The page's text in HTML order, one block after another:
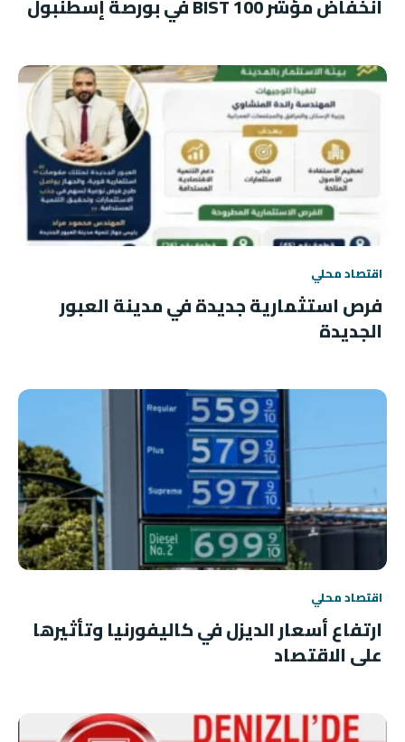
انخفاض مؤشر BIST 100 في بورصة إسطنبول
اقتصاد محلي
فرص استثمارية جديدة في مدينة العبور
الجديدة
اقتصاد محلي
ارتفاع أسعار الديزل في كاليفورنيا وتأثيرها
على الاقتصاد